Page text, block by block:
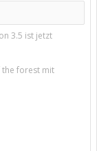
3.5 ist jetzt
the forest mit